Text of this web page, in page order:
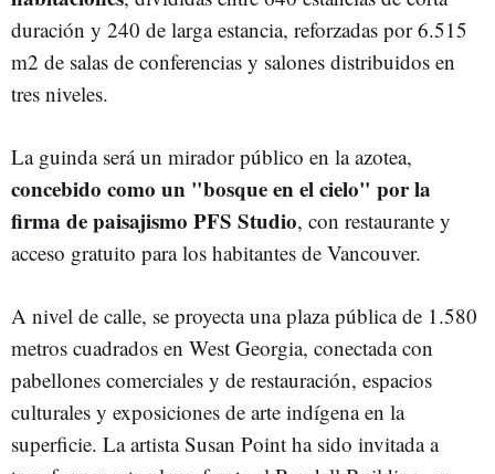
duración y 240 de larga estancia, reforzadas por 6.515
m2 de salas de conferencias y salones distribuidos en
tres niveles.
La guinda será un mirador público en la azotea,
concebido como un "bosque en el cielo" por la
firma de paisajismo PFS Studio, con restaurante y
acceso gratuito para los habitantes de Vancouver.
A nivel de calle, se proyecta una plaza pública de 1.580
metros cuadrados en West Georgia, conectada con
pabellones comerciales y de restauración, espacios
culturales y exposiciones de arte indígena en la
superficie. La artista Susan Point ha sido invitada a